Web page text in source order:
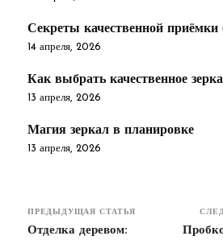
Секреты качественной приёмки
14 апреля, 2026
Как выбрать качественное
13 апреля, 2026
Магия зеркал в планировке
13 апреля, 2026
ПРЕДЫДУЩАЯ СТАТЬЯ
Отделка деревом: